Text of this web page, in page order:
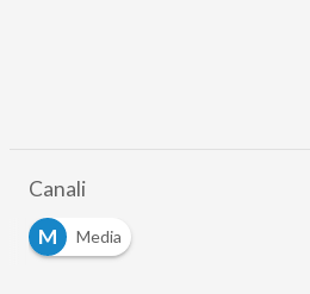
Canali
M
Media